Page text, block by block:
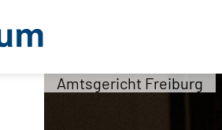
Amtsgericht Freiburg